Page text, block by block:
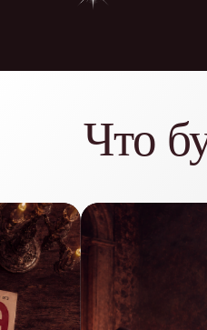
Что